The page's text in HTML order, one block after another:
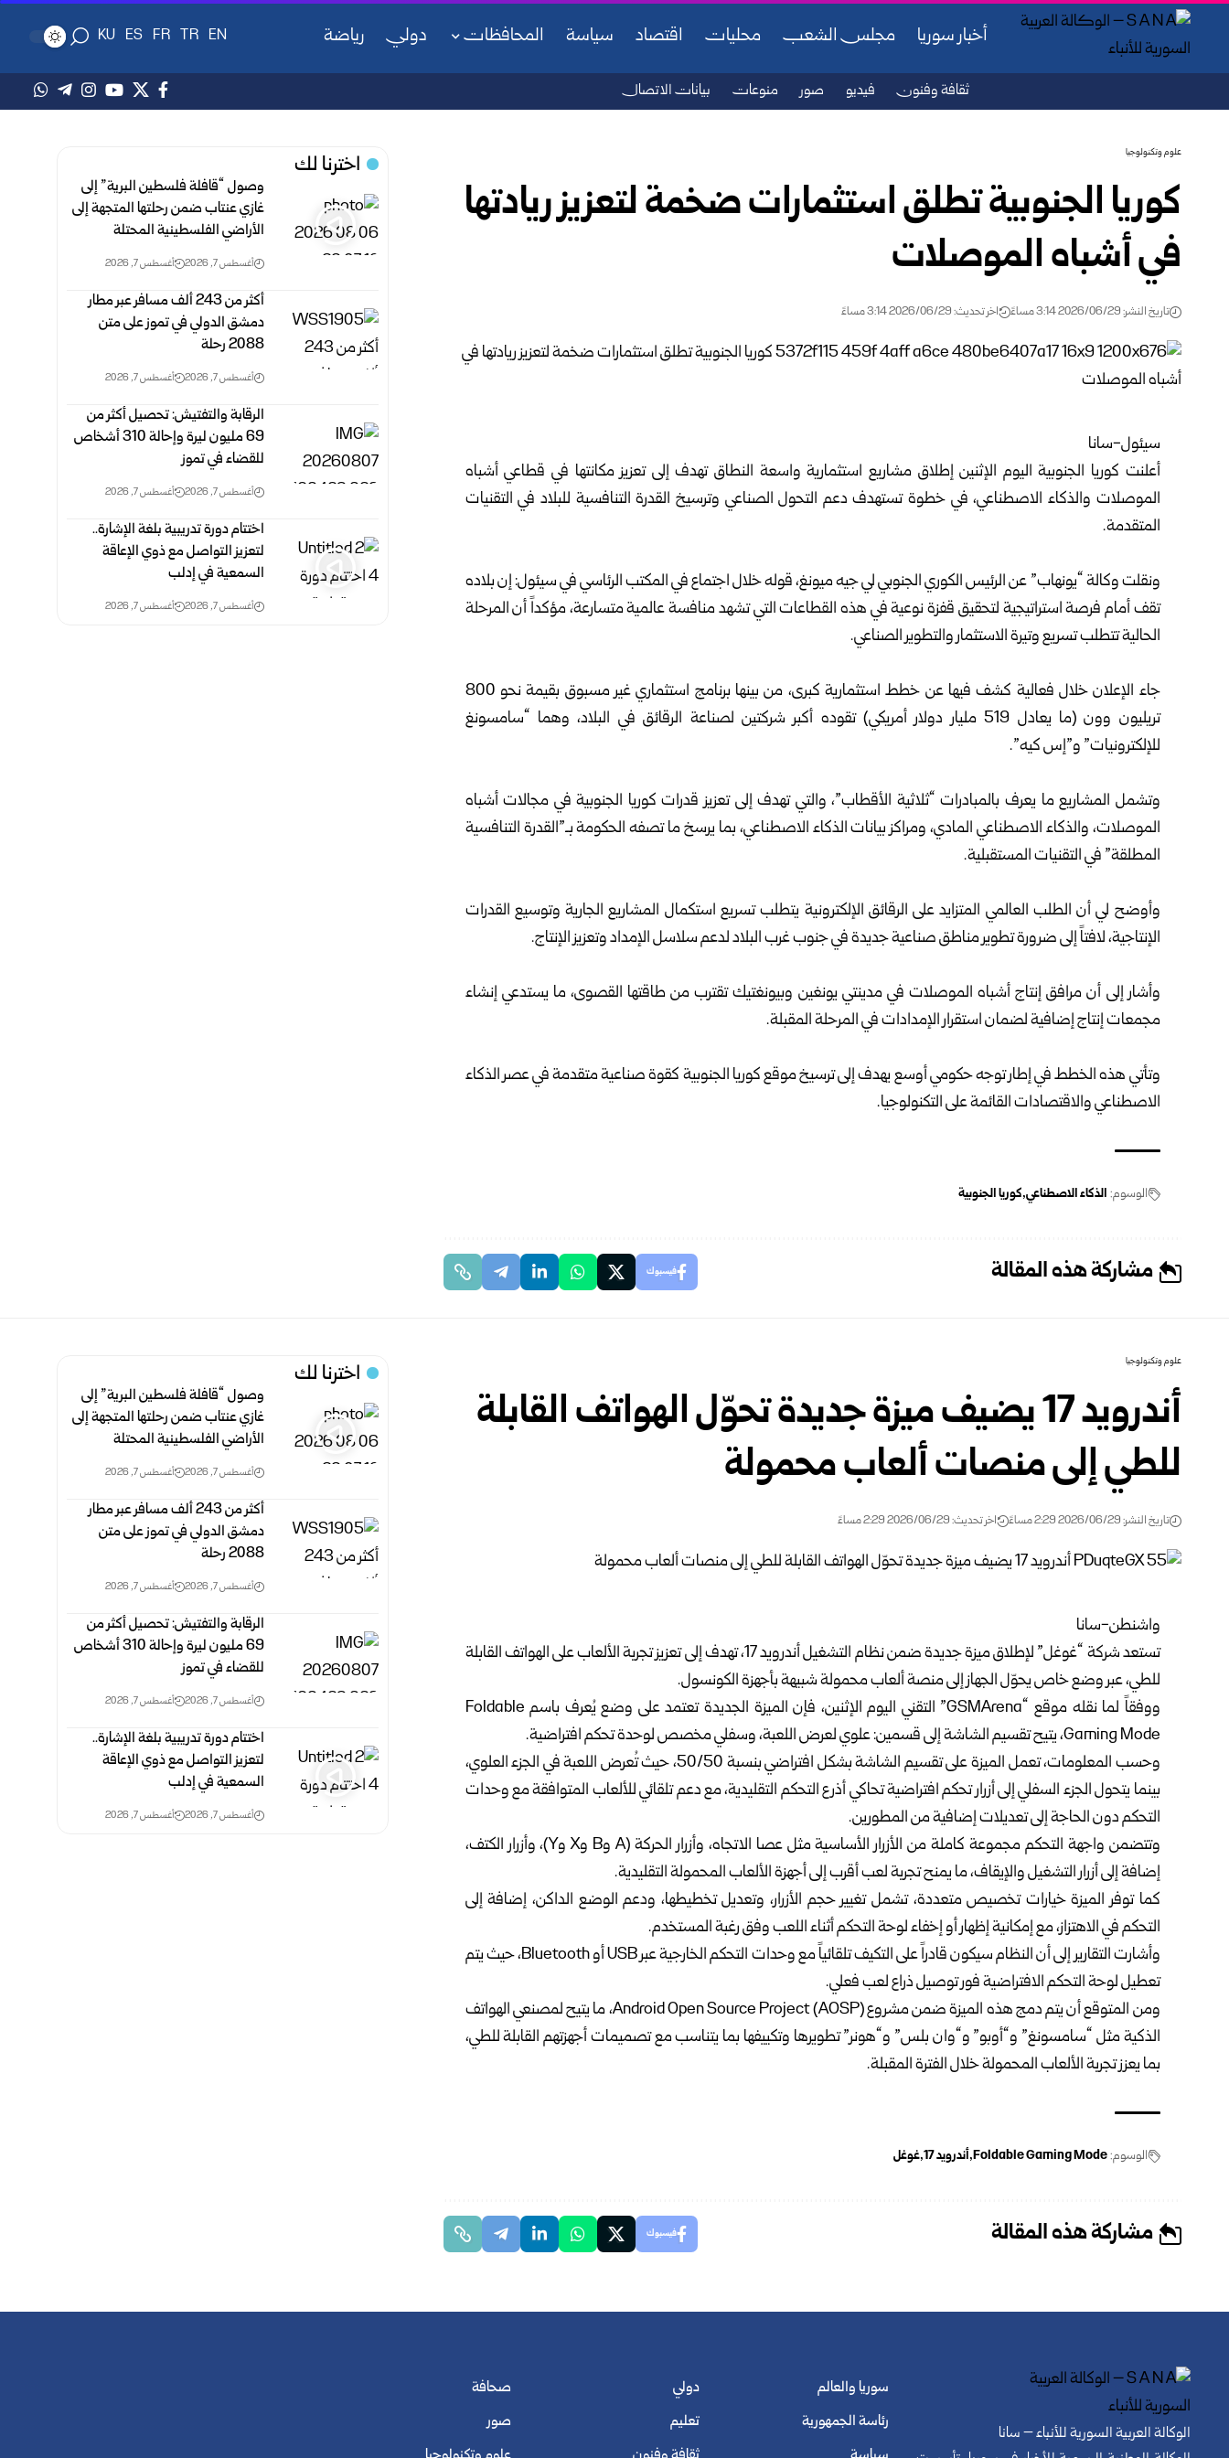
أخبار سوريا مجلس الشعب محليات اقتصاد سياسة المحافظات دولي رياضة EN
TR
FR
ES
KU
ثقافة وفنون فيديو صور منوعات بيانات الاتصال
علوم وتكنولوجيا
كوريا الجنوبية تطلق استثمارات ضخمة لتعزيز ريادتها
في أشباه الموصلات
تاريخ النشر: 2026/06/29 3:14 مساءً اخر تحديث: 2026/06/29 3:14 مساءً
سيئول-سانا
أعلنت كوريا الجنوبية اليوم الإثنين إطلاق مشاريع استثمارية واسعة النطاق تهدف إلى تعزيز مكانتها في قطاعي أشباه
الموصلات والذكاء الاصطناعي، في خطوة تستهدف دعم التحول الصناعي وترسيخ القدرة التنافسية للبلاد في التقنيات
المتقدمة.
ونقلت وكالة “يونهاب” عن الرئيس الكوري الجنوبي لي جيه ميونغ، قوله خلال اجتماع في المكتب الرئاسي في سيئول: إن بلاده
تقف أمام فرصة استراتيجية لتحقيق قفزة نوعية في هذه القطاعات التي تشهد منافسة عالمية متسارعة، مؤكداً أن المرحلة
الحالية تتطلب تسريع وتيرة الاستثمار والتطوير الصناعي.
جاء الإعلان خلال فعالية كشف فيها عن خطط استثمارية كبرى، من بينها برنامج استثماري غير مسبوق بقيمة نحو 800
تريليون وون (ما يعادل 519 مليار دولار أمريكي) تقوده أكبر شركتين لصناعة الرقائق في البلاد، وهما “سامسونغ
للإلكترونيات” و”إس كيه”.
وتشمل المشاريع ما يعرف بالمبادرات “ثلاثية الأقطاب”، والتي تهدف إلى تعزيز قدرات كوريا الجنوبية في مجالات أشباه
الموصلات، والذكاء الاصطناعي المادي، ومراكز بيانات الذكاء الاصطناعي، بما يرسخ ما تصفه الحكومة بـ”القدرة التنافسية
المطلقة” في التقنيات المستقبلية.
وأوضح لي أن الطلب العالمي المتزايد على الرقائق الإلكترونية يتطلب تسريع استكمال المشاريع الجارية وتوسيع القدرات
الإنتاجية، لافتاً إلى ضرورة تطوير مناطق صناعية جديدة في جنوب غرب البلاد لدعم سلاسل الإمداد وتعزيز الإنتاج.
وأشار إلى أن مرافق إنتاج أشباه الموصلات في مدينتي يونغين وبيونغتيك تقترب من طاقتها القصوى، ما يستدعي إنشاء
مجمعات إنتاج إضافية لضمان استقرار الإمدادات في المرحلة المقبلة.
وتأتي هذه الخطط في إطار توجه حكومي أوسع يهدف إلى ترسيخ موقع كوريا الجنوبية كقوة صناعية متقدمة في عصر الذكاء
الاصطناعي والاقتصادات القائمة على التكنولوجيا.
الوسوم: الذكاء الاصطناعي كوريا الجنوبية
مشاركة هذه المقالة فيسبوك
اخترنا لك
وصول “قافلة فلسطين البرية” إلى
غازي عنتاب ضمن رحلتها المتجهة إلى
الأراضي الفلسطينية المحتلة
أغسطس 7, 2026 أغسطس 7, 2026
أكثر من 243 ألف مسافر عبر مطار
دمشق الدولي في تموز على متن
2088 رحلة
أغسطس 7, 2026 أغسطس 7, 2026
الرقابة والتفتيش: تحصيل أكثر من
69 مليون ليرة وإحالة 310 أشخاص
للقضاء في تموز
أغسطس 7, 2026 أغسطس 7, 2026
اختتام دورة تدريبية بلغة الإشارة..
لتعزيز التواصل مع ذوي الإعاقة
السمعية في إدلب
أغسطس 7, 2026 أغسطس 7, 2026
علوم وتكنولوجيا
أندرويد 17 يضيف ميزة جديدة تحوّل الهواتف القابلة
للطي إلى منصات ألعاب محمولة
تاريخ النشر: 2026/06/29 2:29 مساءً اخر تحديث: 2026/06/29 2:29 مساءً
واشنطن-سانا
تستعد شركة “غوغل” لإطلاق ميزة جديدة ضمن نظام التشغيل أندرويد 17، تهدف إلى تعزيز تجربة الألعاب على الهواتف القابلة
للطي، عبر وضع خاص يحوّل الجهاز إلى منصة ألعاب محمولة شبيهة بأجهزة الكونسول.
ووفقاً لما نقله موقع “GSMArena” التقني اليوم الإثنين، فإن الميزة الجديدة تعتمد على وضع يُعرف باسم Foldable
Gaming Mode، يتيح تقسيم الشاشة إلى قسمين: علوي لعرض اللعبة، وسفلي مخصص لوحدة تحكم افتراضية.
وحسب المعلومات، تعمل الميزة على تقسيم الشاشة بشكل افتراضي بنسبة 50/50، حيث تُعرض اللعبة في الجزء العلوي،
بينما يتحول الجزء السفلي إلى أزرار تحكم افتراضية تحاكي أذرع التحكم التقليدية، مع دعم تلقائي للألعاب المتوافقة مع وحدات
التحكم دون الحاجة إلى تعديلات إضافية من المطورين.
وتتضمن واجهة التحكم مجموعة كاملة من الأزرار الأساسية مثل عصا الاتجاه، وأزرار الحركة (A وB وX وY)، وأزرار الكتف،
إضافة إلى أزرار التشغيل والإيقاف، ما يمنح تجربة لعب أقرب إلى أجهزة الألعاب المحمولة التقليدية.
كما توفر الميزة خيارات تخصيص متعددة، تشمل تغيير حجم الأزرار، وتعديل تخطيطها، ودعم الوضع الداكن، إضافة إلى
التحكم في الاهتزاز، مع إمكانية إظهار أو إخفاء لوحة التحكم أثناء اللعب وفق رغبة المستخدم.
وأشارت التقارير إلى أن النظام سيكون قادراً على التكيف تلقائياً مع وحدات التحكم الخارجية عبر USB أو Bluetooth، حيث يتم
تعطيل لوحة التحكم الافتراضية فور توصيل ذراع لعب فعلي.
ومن المتوقع أن يتم دمج هذه الميزة ضمن مشروع Android Open Source Project (AOSP)، ما يتيح لمصنعي الهواتف
الذكية مثل “سامسونغ” و“أوبو” و“وان بلس” و“هونر” تطويرها وتكييفها بما يتناسب مع تصميمات أجهزتهم القابلة للطي،
بما يعزز تجربة الألعاب المحمولة خلال الفترة المقبلة.
الوسوم:Foldable Gaming Mode أندرويد 17 غوغل
مشاركة هذه المقالة فيسبوك
اخترنا لك
وصول “قافلة فلسطين البرية” إلى
غازي عنتاب ضمن رحلتها المتجهة إلى
الأراضي الفلسطينية المحتلة
أغسطس 7, 2026 أغسطس 7, 2026
أكثر من 243 ألف مسافر عبر مطار
دمشق الدولي في تموز على متن
2088 رحلة
أغسطس 7, 2026 أغسطس 7, 2026
الرقابة والتفتيش: تحصيل أكثر من
69 مليون ليرة وإحالة 310 أشخاص
للقضاء في تموز
أغسطس 7, 2026 أغسطس 7, 2026
اختتام دورة تدريبية بلغة الإشارة..
لتعزيز التواصل مع ذوي الإعاقة
السمعية في إدلب
أغسطس 7, 2026 أغسطس 7, 2026
الوكالة العربية السورية للأنباء – سانا
سوريا والعالم
رئاسة الجمهورية
دولي
تعليم
صحافة
صور